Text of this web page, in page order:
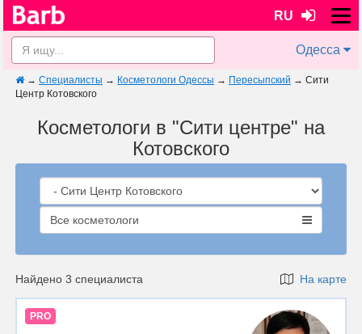
RU
Одесса
→ Специалисты → Косметологи Одессы → Пересыпский → Сити
Центр Котовского
Косметологи в "Сити центре" на
Котовского
Все косметологи
Найдено 3 специалиста На карте
PRO